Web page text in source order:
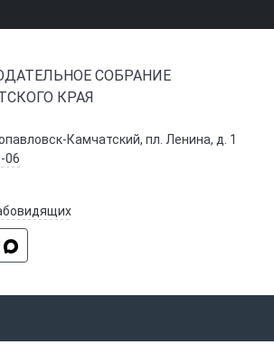
СОБРАНИЕ
КРАЯ
Камчатский, пл. Ленина, д. 1
06